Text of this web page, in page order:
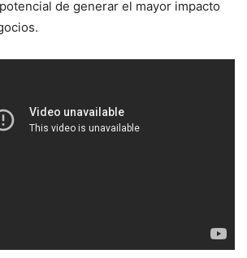
de generar el mayor impacto